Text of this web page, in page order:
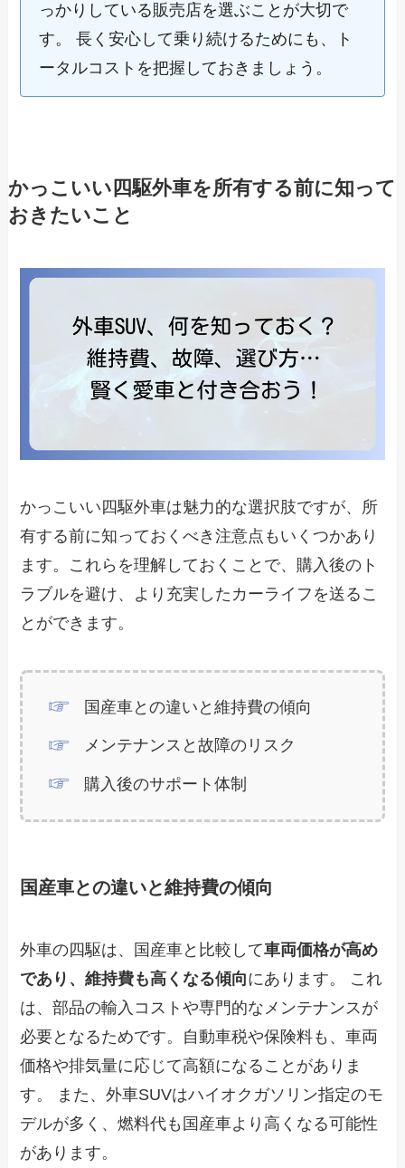
っかりしている販売店を選ぶことが大切で
す。 長く安心して乗り続けるためにも、ト
ータルコストを把握しておきましょう。
かっこいい四駆外車を所有する前に知って
おきたいこと
かっこいい四駆外車は魅力的な選択肢ですが、所
有する前に知っておくべき注意点もいくつかあり
ます。これらを理解しておくことで、購入後のト
ラブルを避け、より充実したカーライフを送るこ
とができます。
国産車との違いと維持費の傾向
メンテナンスと故障のリスク
購入後のサポート体制
国産車との違いと維持費の傾向
外車の四駆は、国産車と比較して車両価格が高め
であり、維持費も高くなる傾向にあります。 これ
は、部品の輸入コストや専門的なメンテナンスが
必要となるためです。自動車税や保険料も、車両
価格や排気量に応じて高額になることがありま
す。 また、外車SUVはハイオクガソリン指定のモ
デルが多く、燃料代も国産車より高くなる可能性
があります。